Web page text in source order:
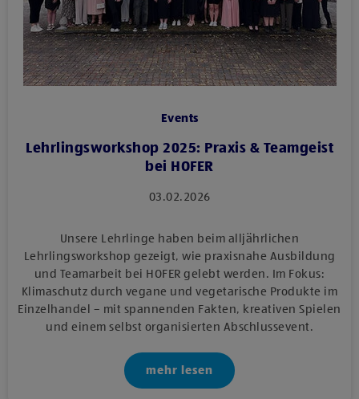
Events
Lehrlingsworkshop 2025: Praxis & Teamgeist
bei HOFER
03.02.2026
Unsere Lehrlinge haben beim alljährlichen
Lehrlingsworkshop gezeigt, wie praxisnahe Ausbildung
und Teamarbeit bei HOFER gelebt werden. Im Fokus:
Klimaschutz durch vegane und vegetarische Produkte im
Einzelhandel – mit spannenden Fakten, kreativen Spielen
und einem selbst organisierten Abschlussevent.
mehr lesen